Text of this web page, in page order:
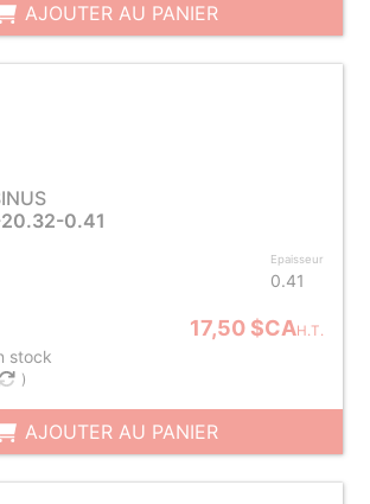
AJOUTER AU PANIER
0.41
Epaisseur
0.41
17,50 $CAH.T.
stock
)
AJOUTER AU PANIER